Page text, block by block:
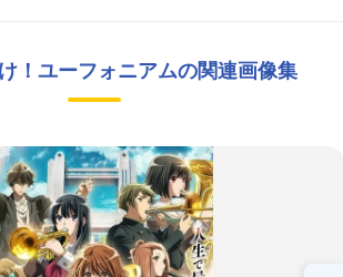
！ユーフォニアムの関連画像集